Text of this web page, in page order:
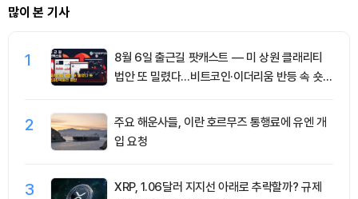
많이 본 기사
1
8월 6일 출근길 팟캐스트 — 미 상원 클래리티
법안 또 밀렸다…비트코인·이더리움 반등 속 숏
2
주요 해운사들, 이란 호르무즈 통행료에 유엔 개
입 요청
3
XRP, 1.06달러 지지선 아래로 추락할까? 규제